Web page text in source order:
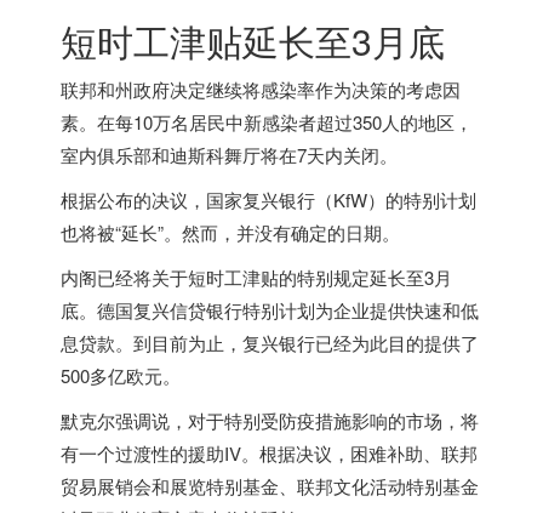
短时工津贴延长至3月底
联邦和州政府决定继续将感染率作为决策的考虑因
素。在每10万名居民中新感染者超过350人的地区，
室内俱乐部和迪斯科舞厅将在7天内关闭。
根据公布的决议，国家复兴银行（KfW）的特别计划
也将被“延长”。然而，并没有确定的日期。
内阁已经将关于短时工津贴的特别规定延长至3月
底。 德国复兴信贷银行特别计划为企业提供快速和低
息贷款。到目前为止，复兴银行已经为此目的提供了
500多亿欧元。
默克尔强调说，对于特别受防疫措施影响的市场，将
有一个过渡性的援助IV。根据决议，困难补助、联邦
贸易展销会和展览特别基金、联邦文化活动特别基金